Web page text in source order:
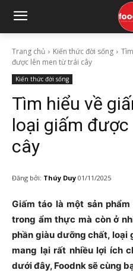
Trang chủ Kiến thức đời sống
được lên men từ trái cây
Kiến thức đời sống
Tìm hiểu về
loại giấm
cây
Đăng bởi: Thúy Duy 01/11/2025
Giấm táo là một sản
trong ẩm thực mà còn ở
phần giàu dưỡng chất, loại
mang lại rất nhiều lợi ích
dưới đây, Foodnk sẽ cùng